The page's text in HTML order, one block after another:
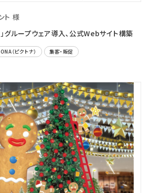
ト 様
グループウェア導入、公式Webサイト構築
（ピクトナ） 集客・販促